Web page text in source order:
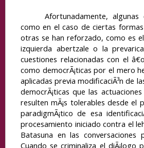
Afortunadamente,
como en el caso de ciertas
otras se han reforzado, como es
izquierda abertzale o la
cuestiones relacionadas con el
como democrÃ¡ticas por el mero
aplicadas previa modificaciÃ³n de
democrÃ¡ticas que las
resulten mÃ¡s tolerables desde el
paradigmÃ¡tico de esa
procesamiento iniciado contra el
Batasuna en las
Cuando se criminaliza el